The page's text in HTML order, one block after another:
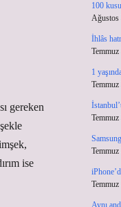
gereken
ise
100
Ağustos
İhlâs
1
Aynı